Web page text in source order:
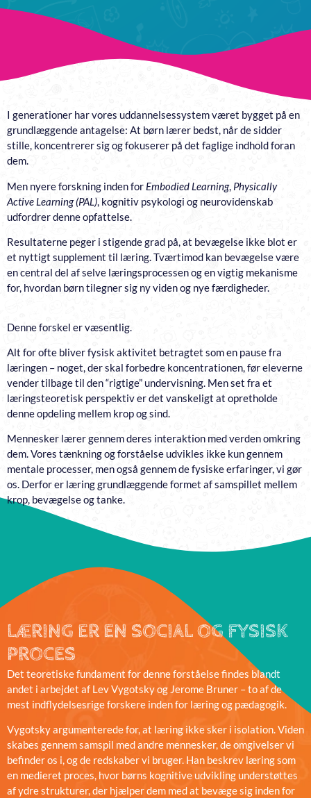
I generationer har vores uddannelsessystem været bygget på en
grundlæggende antagelse: At børn lærer bedst, når de sidder
stille, koncentrerer sig og fokuserer på det faglige indhold foran
dem.
Men nyere forskning inden for Embodied Learning, Physically
Active Learning (PAL), kognitiv psykologi og neurovidenskab
udfordrer denne opfattelse.
Resultaterne peger i stigende grad på, at bevægelse ikke blot er
et nyttigt supplement til læring. Tværtimod kan bevægelse være
en central del af selve læringsprocessen og en vigtig mekanisme
for, hvordan børn tilegner sig ny viden og nye færdigheder.
Denne forskel er væsentlig.
Alt for ofte bliver fysisk aktivitet betragtet som en pause fra
læringen – noget, der skal forbedre koncentrationen, før eleverne
vender tilbage til den “rigtige” undervisning. Men set fra et
læringsteoretisk perspektiv er det vanskeligt at opretholde
denne opdeling mellem krop og sind.
Mennesker lærer gennem deres interaktion med verden omkring
dem. Vores tænkning og forståelse udvikles ikke kun gennem
mentale processer, men også gennem de fysiske erfaringer, vi gør
os. Derfor er læring grundlæggende formet af samspillet mellem
krop, bevægelse og tanke.
LÆRING ER EN SOCIAL OG FYSISK
PROCES
Det teoretiske fundament for denne forståelse findes blandt
andet i arbejdet af Lev Vygotsky og Jerome Bruner – to af de
mest indflydelsesrige forskere inden for læring og pædagogik.
Vygotsky argumenterede for, at læring ikke sker i isolation. Viden
skabes gennem samspil med andre mennesker, de omgivelser vi
befinder os i, og de redskaber vi bruger. Han beskrev læring som
en medieret proces, hvor børns kognitive udvikling understøttes
af ydre strukturer, der hjælper dem med at bevæge sig inden for